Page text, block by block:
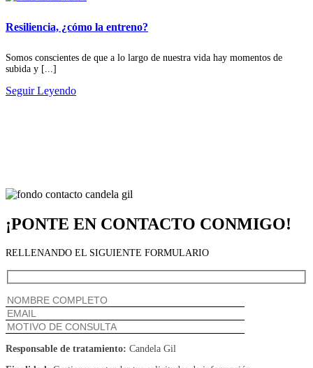
Resiliencia, ¿cómo la entreno?
Somos conscientes de que a lo largo de nuestra vida hay momentos de
subida y [...]
Seguir Leyendo
¡PONTE EN CONTACTO CONMIGO!
RELLENANDO EL SIGUIENTE FORMULARIO
Responsable de tratamiento: Candela Gil